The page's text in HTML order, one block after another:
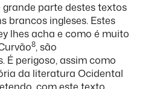
parte destes textos
brancos ingleses. Estes
lhes acha e como é muito
8, são
É perigoso, assim como
da literatura Ocidental